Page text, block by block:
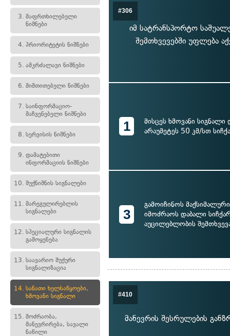
3. მაფრთხილებელი
ნიშნები
4. პრიორიტეტის ნიშნები
5. ამკრძალავი ნიშნები
6. მიმთითებელი ნიშნები
7. საინფორმაციო-
მაჩვენებელი ნიშნები
8. სერვისის ნიშნები
9. დამატებითი
ინფორმაციის ნიშნები
10. შუქნიშნის სიგნალები
11. მარეგულირებლის
სიგნალები
12. სპეციალური სიგნალის
გამოყენება
13. საავარიო შუქური
სიგნალიზაცია
14. სანათი ხელსაწყოები,
ხმოვანი სიგნალი
15. მოძრაობა,
მანევრირება, სავალი
ნაწილი
#306
იმ სატრანსპორტო
შემთხვევებში უფლება
1
მისცეს ხმოვანი
არაუმეტეს 50 კმ/სთ
3
გამოიჩინოს
იმოძრაოს დაბალი
აუცილებლობის
#410
მანევრის შესრულების